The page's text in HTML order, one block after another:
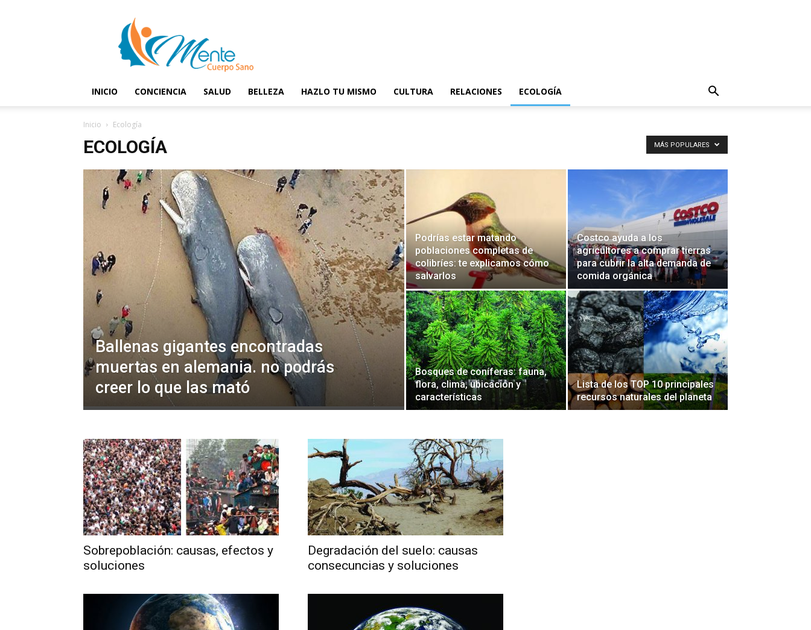
Cuerpo
Sano
INICIO CONCIENCIA SALUD BELLEZA HAZLO TU MISMO CULTURA RELACIONES ECOLOGÍA
Inicio Ecología
ECOLOGÍA MÁS POPULARES
Ballenas gigantes encontradas
muertas en alemania. no podrás
creer lo que las mató
Podrías estar matando
poblaciones completas de
colibríes: te explicamos cómo
salvarlos
Costco ayuda a los
agricultores a comprar tierras
para cubrir la alta demanda de
comida orgánica
Bosques de coníferas: fauna,
flora, clima, ubicación y
características
Lista de los TOP 10 principales
recursos naturales del planeta
Sobrepoblación: causas, efectos y
soluciones
Degradación del suelo: causas
consecuncias y soluciones